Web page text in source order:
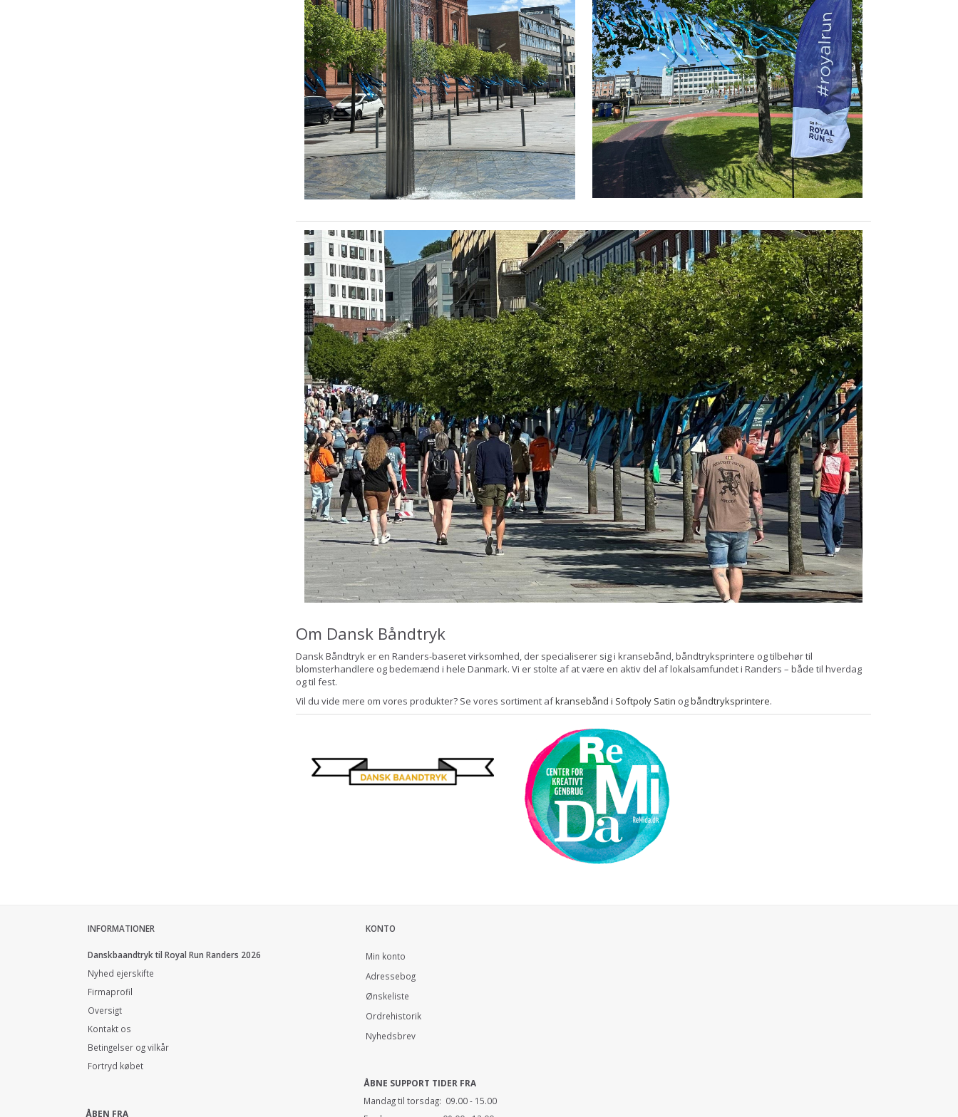
Om Dansk Båndtryk
Dansk Båndtryk er en Randers-baseret virksomhed, der specialiserer sig i kransebånd, båndtryksprintere og tilbehør til
blomsterhandlere og bedemænd i hele Danmark. Vi er stolte af at være en aktiv del af lokalsamfundet i Randers – både til hverdag
og til fest.
Vil du vide mere om vores produkter? Se vores sortiment afkransebånd i Softpoly Satin ogbåndtryksprintere.
INFORMATIONER
Danskbaandtryk til Royal Run Randers 2026
Nyhed ejerskifte
Firmaprofil
Oversigt
Kontakt os
Betingelser og vilkår
Fortryd købet
ÅBEN FRA
KONTO
Min konto
Adressebog
Ønskeliste
Ordrehistorik
Nyhedsbrev
ÅBNE SUPPORT TIDER FRA
Mandag til torsdag: 09.00 - 15.00